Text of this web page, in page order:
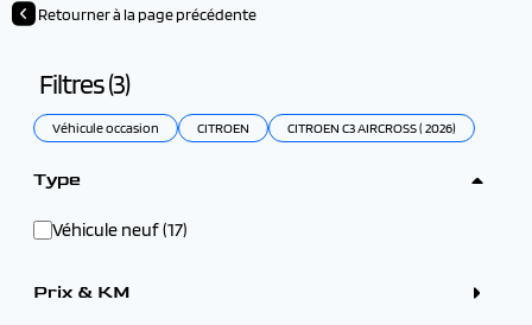
Retourner à la page précédente
Filtres (3)
Véhicule occasion CITROEN CITROEN C3 AIRCROSS ( 2026)
Type
Véhicule neuf (17)
Prix & KM